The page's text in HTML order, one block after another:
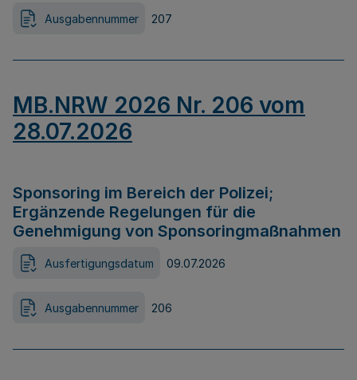
Ausgabennummer 207
MB.NRW 2026 Nr. 206 vom
28.07.2026
Sponsoring im Bereich der Polizei;
Ergänzende Regelungen für die
Genehmigung von Sponsoringmaßnahmen
Ausfertigungsdatum 09.07.2026
Ausgabennummer 206